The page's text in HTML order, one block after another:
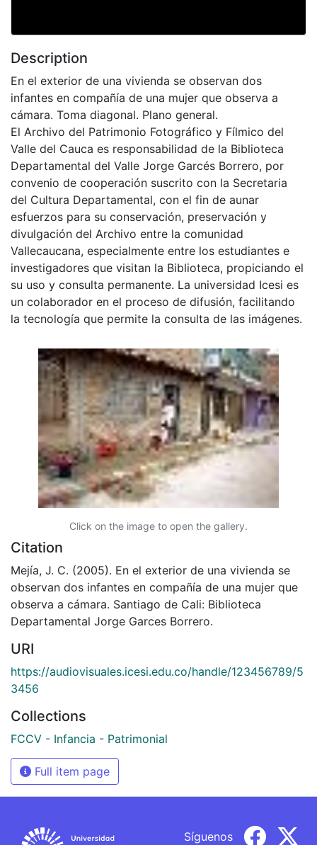
Description
En el exterior de una vivienda se observan dos
infantes en compañía de una mujer que observa a
cámara. Toma diagonal. Plano general.
El Archivo del Patrimonio Fotográfico y Fílmico del
Valle del Cauca es responsabilidad de la Biblioteca
Departamental del Valle Jorge Garcés Borrero, por
convenio de cooperación suscrito con la Secretaria
del Cultura Departamental, con el fin de aunar
esfuerzos para su conservación, preservación y
divulgación del Archivo entre la comunidad
Vallecaucana, especialmente entre los estudiantes e
investigadores que visitan la Biblioteca, propiciando el
su uso y consulta permanente. La universidad Icesi es
un colaborador en el proceso de difusión, facilitando
la tecnología que permite la consulta de las imágenes.
Click on the image to open the gallery.
Citation
Mejía, J. C. (2005). En el exterior de una vivienda se
observan dos infantes en compañía de una mujer que
observa a cámara. Santiago de Cali: Biblioteca
Departamental Jorge Garces Borrero.
URI
https://audiovisuales.icesi.edu.co/handle/123456789/5
3456
Collections
FCCV - Infancia - Patrimonial
Full item page
Síguenos